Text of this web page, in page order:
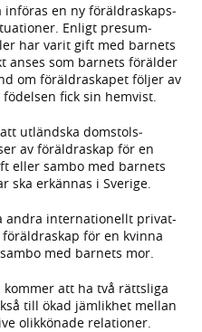
införas en ny föräldra­skaps­
Enligt presum­
har varit gift med barnets
anses som barnets förälder
om föräldra­skapet följer av
fick sin hemvist.
utländska domstols­
av föräldra­skap för en
eller sambo med barnets
ska erkän­nas i Sverige.
andra inter­natio­nellt privat-
för en kvinna
med barnets mor.
att ha två rätts­liga
till ökad jäm­likhet mellan
olik­könade relationer.